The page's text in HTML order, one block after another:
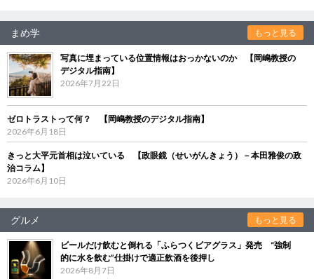
まめ学 もっと見る
写真に埋まっている位置情報はおっかないのか 【岡嶋教授の
デジタル指南】
2026年7月22日
ゼロトラストって何？ 【岡嶋教授のデジタル指南】
2026年6月18日
きっと大平元首相は泣いている 【政眼鏡（せいがんきょう）－本田雅俊の政
治コラム】
2026年6月10日
グルメ もっと見る
ビールだけ飲むと倒れる「ふらつくビアグラス」発売 “強制
的に水を飲む”仕掛けで適正飲酒を後押し
2026年8月7日